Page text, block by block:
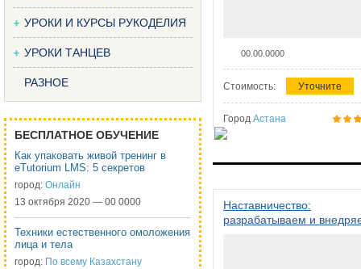
УРОКИ И КУРСЫ РУКОДЕЛИЯ
УРОКИ ТАНЦЕВ
РАЗНОЕ
БЕСПЛАТНОЕ ОБУЧЕНИЕ
Как упаковать живой тренинг в
eTutorium LMS: 5 секретов
город: Онлайн
13 октября 2020 — 00 0000
Техники естественного омоложения
лица и тела
город: По всему Казахстану
00.00.0000
Стоимость: Уточните
Город Астана
Наставничество:
разрабатываем и